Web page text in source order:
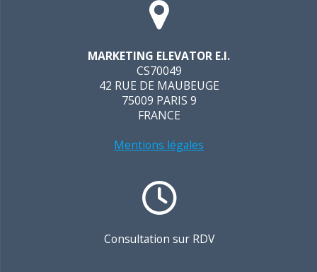
MARKETING ELEVATOR E.I.
CS70049
42 RUE DE MAUBEUGE
75009 PARIS 9
FRANCE
Mentions légales
Consultation sur RDV